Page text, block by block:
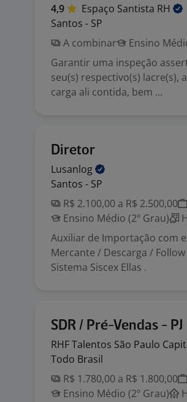
4,9 Espaço Santista RH
Santos - SP
A combinar
Ensino
Garantir uma inspeção
seu(s) respectivo(s) lacre(s),
carga ali contida, bem ...
Diretor
Lusanlog
Santos - SP
R$ 2.100,00 a R$ 2.500,00
Ensino Médio (2º Grau)
Auxiliar de Importação com
Mercante / Descarga /
Sistema Siscex Ellas .
SDR / Pré-Vendas - PJ
RHF Talentos São Paulo
Todo Brasil
R$ 1.780,00 a R$ 1.800,00
Ensino Médio (2º Grau)